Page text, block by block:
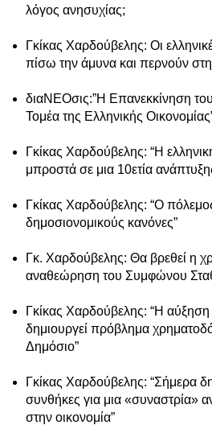
λόγος ανησυχίας;
Γκίκας Χαρδούβελης: Οι
πίσω την άμυνα και περνούν
διαΝΕΟσις:”Η Επανεκκίνηση
Τομέα της Ελληνικής
Γκίκας Χαρδούβελης: “Η
μπροστά σε μια 10ετία
Γκίκας Χαρδούβελης: “Ο
δημοσιονομικούς κανόνες”
Γκ. Χαρδούβελης: Θα βρεθεί η
αναθεώρηση του Συμφώνου
Γκίκας Χαρδούβελης: “Η αύξηση
δημιουργεί πρόβλημα
Δημόσιο”
Γκίκας Χαρδούβελης: “Σήμερα
συνθήκες για μια «συναστρία»
στην οικονομία”